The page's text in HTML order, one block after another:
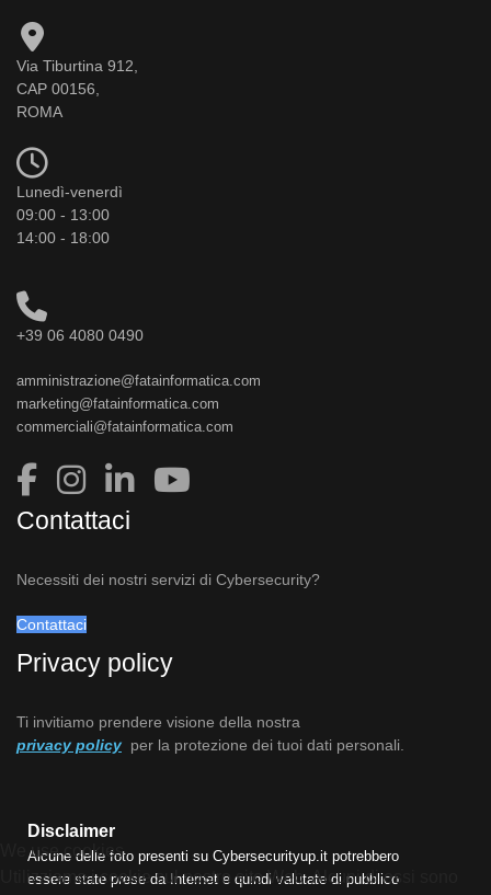
Via Tiburtina 912,
CAP 00156,
ROMA
Lunedì-venerdì
09:00 - 13:00
14:00 - 18:00
+39 06 4080 0490
amministrazione@fatainformatica.com
marketing@fatainformatica.com
commerciali@fatainformatica.com
Contattaci
Necessiti dei nostri servizi di Cybersecurity?
Contattaci
Privacy policy
Ti invitiamo prendere visione della nostra
privacy policy per la protezione dei tuoi dati personali.
Disclaimer
Alcune delle foto presenti su Cybersecurityup.it potrebbero
essere state prese da Internet e quindi valutate di pubblico
We use cookies
Utilizziamo i cookie sul nostro sito Web. Alcuni di essi sono